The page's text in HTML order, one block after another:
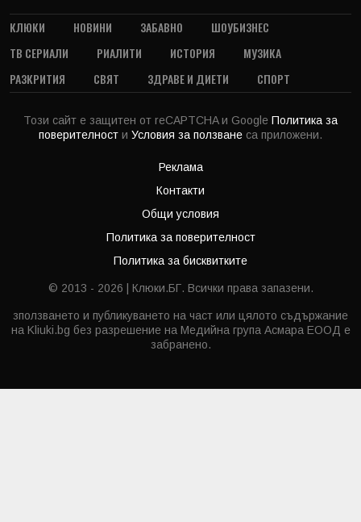
КЛЮКИ НОВИНИ ЗАБАВНО
ШОУБИЗНЕС
ТВ СЕРИАЛИ
РИАЛИТИ ИСТОРИЯ
МУЗИКА
РАЗКРИТИЯ
СВЯТ ЗДРАВЕ И ДИЕТИ СПОРТ
Този сайт е защитен от reCAPTCHA и Google Политика за
поверителност и Условия за ползване са приложени.
Реклама
Контакти
Общи условия
Политика за поверителност
Политика за бисквитките
© 2013 - 2026 | Клюки.БГ. Всички права запазени.
зползването и публикуването на част или цялото съдържание
на Kliuki.bg без разрешение на Медийна група Асмара ЕООД е
забранено.